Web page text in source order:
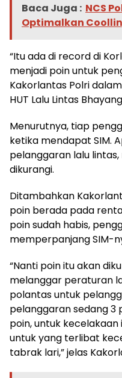
Baca Juga : NCS
Optimalkan
“Itu ada di record di
menjadi poin untuk
Kakorlantas Polri
HUT Lalu Lintas
Menurutnya, tiap
ketika mendapat SIM.
pelanggaran lalu
dikurangi.
Ditambahkan
poin berada pada
poin sudah habis,
memperpanjang SIM-
“Nanti poin itu akan
melanggar peraturan
polantas untuk
pelanggaran sedang 3
poin, untuk kecelakaan
untuk yang terlibat
tabrak lari,” jelas